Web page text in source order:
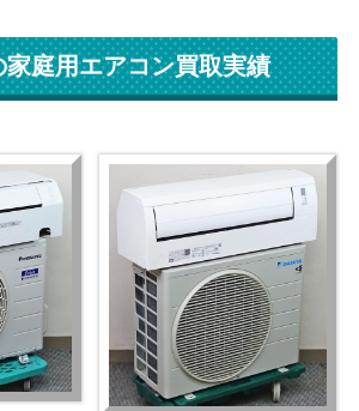
家庭用エアコン買取実績